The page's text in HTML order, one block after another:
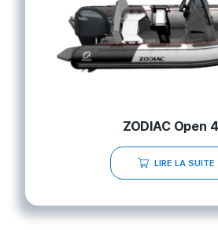
ZODIAC Open
LIRE LA SUITE